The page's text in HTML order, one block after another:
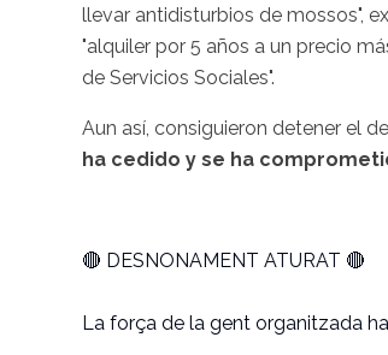
llevar antidisturbios de mossos",
"alquiler por 5 años a un precio
de Servicios Sociales".
Aun así, consiguieron detener el
ha cedido y se ha
🔴 DESNONAMENT ATURAT 🔴
La força de la gent organitzada